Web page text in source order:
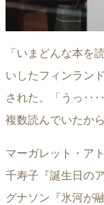
「いまどんな本を
いしたフィンラン
された。「うっ‥‥
複数読んでいたから
マーガレット・ア
千寿子『誕生日の
グナソン『氷河が